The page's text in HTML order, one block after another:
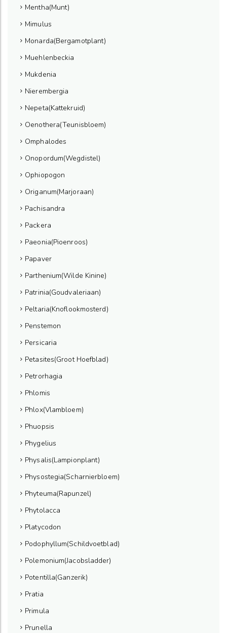
Mentha(Munt)
Mimulus
Monarda(Bergamotplant)
Muehlenbeckia
Mukdenia
Nierembergia
Nepeta(Kattekruid)
Oenothera(Teunisbloem)
Omphalodes
Onopordum(Wegdistel)
Ophiopogon
Origanum(Marjoraan)
Pachisandra
Packera
Paeonia(Pioenroos)
Papaver
Parthenium(Wilde Kinine)
Patrinia(Goudvaleriaan)
Peltaria(Knoflookmosterd)
Penstemon
Persicaria
Petasites(Groot Hoefblad)
Petrorhagia
Phlomis
Phlox(Vlambloem)
Phuopsis
Phygelius
Physalis(Lampionplant)
Physostegia(Scharnierbloem)
Phyteuma(Rapunzel)
Phytolacca
Platycodon
Podophyllum(Schildvoetblad)
Polemonium(Jacobsladder)
Potentilla(Ganzerik)
Pratia
Primula
Prunella